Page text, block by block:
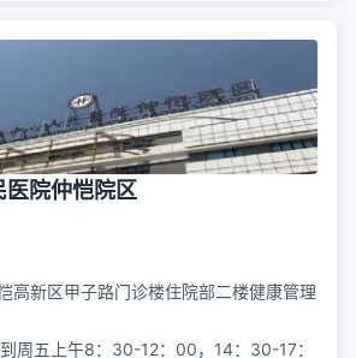
医院仲恺院区
高新区甲子路门诊楼住院部二楼健康管理
周五上午8：30-12：00，14：30-17：